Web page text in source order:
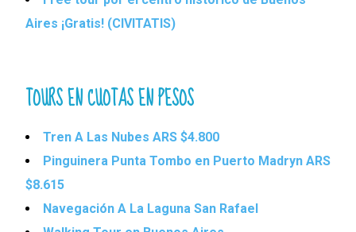
Aires ¡Gratis! (CIVITATIS)
TOURS EN CUOTAS EN PESOS
Tren A Las Nubes ARS $4.800
Pinguinera Punta Tombo en Puerto Madryn ARS
$8.615
Navegación A La Laguna San Rafael